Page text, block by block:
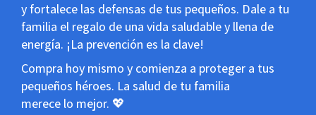
y fortalece las defensas de tus pequeños. Dale a tu
familia el regalo de una vida saludable y llena de
energía. ¡La prevención es la clave!
Compra hoy mismo y comienza a proteger a tus
pequeños héroes. La salud de tu familia
merece lo mejor. 💖